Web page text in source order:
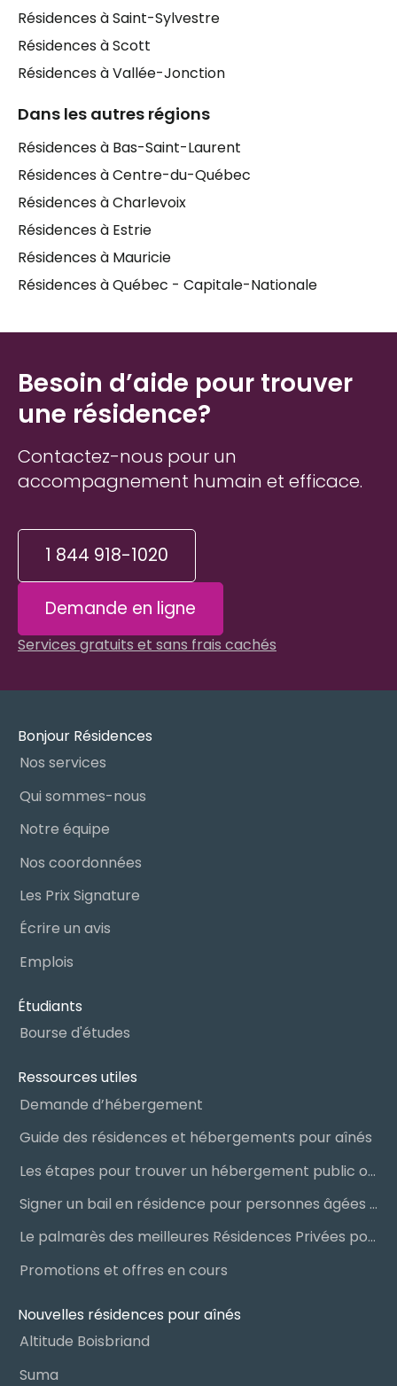
passe en douceur. Mais entre les types
d'établissements, les services inclus, les critères
d'admissibilité et les coûts, il n'est pas toujours facile
hébergement pour aînésconnaissent bien le
disponibles à
dans les environs — ils peuvent vous aider à
comparer les options selon les besoins réels de
votre proche, sans frais et en toute confidentialité.
Résidences à Saint-Sylvestre
Résidences à Scott
Résidences à Vallée-Jonction
Dans les autres régions
Résidences à Bas-Saint-Laurent
Résidences à Centre-du-Québec
Résidences à Charlevoix
Résidences à Estrie
Résidences à Mauricie
Résidences à Québec - Capitale-Nationale
Besoin d’aide pour trouver
une résidence?
Contactez-nous pour un
accompagnement humain et efficace.
1 844 918-1020
Demande en ligne
Services gratuits et sans frais cachés
Bonjour Résidences
Nos services
Qui sommes-nous
Notre équipe
Nos coordonnées
Les Prix Signature
Écrire un avis
Emplois
Étudiants
Bourse d'études
Ressources utiles
Demande d’hébergement
Guide des résidences et hébergements pour aînés
Les étapes pour trouver un hébergement public ou privé
Signer un bail en résidence pour personnes âgées (RPA) : ce qu’il faut savoir
Le palmarès des meilleures Résidences Privées pour Aînés (RPA)
Promotions et offres en cours
Nouvelles résidences pour aînés
Altitude Boisbriand
Suma